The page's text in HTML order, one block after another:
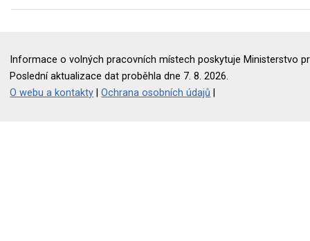
Informace o volných pracovních místech poskytuje Ministerstvo
Poslední aktualizace dat proběhla dne 7. 8. 2026.
O webu a kontakty |Ochrana osobních údajů